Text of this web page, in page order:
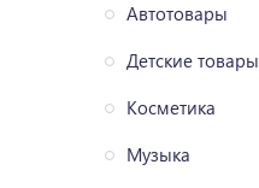
Автотовары
Детские товары
Косметика
Музыка